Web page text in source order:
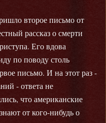
второе письмо от
рассказ о смерти
Его вдова
по поводу столь
письмо. И на этот раз -
- ответа не
что американские
от кого-нибудь о